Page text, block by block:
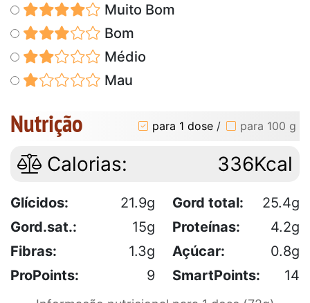
Muito Bom
Bom
Médio
Mau
Nutrição para 1 dose / para 100 g
Calorias: 336Kcal
Glícidos: 21.9g Gord total:
25.4g
Gord.sat.:
15g Proteínas:
4.2g
Fibras:
1.3g Açúcar:
0.8g
ProPoints:
9 SmartPoints: 14